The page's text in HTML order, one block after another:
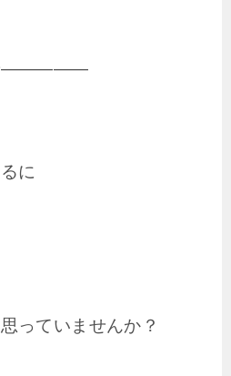
―――――
に
っていませんか？